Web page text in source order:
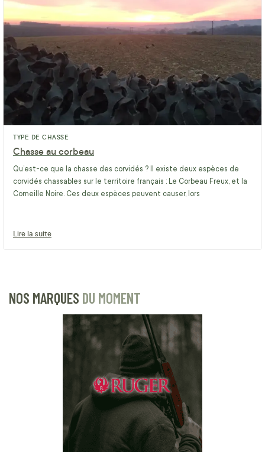
TYPE DE CHASSE
Chasse au corbeau
Qu’est-ce que la chasse des corvidés ? Il existe deux espèces de
corvidés chassables sur le territoire français : Le Corbeau Freux, et la
Corneille Noire. Ces deux espèces peuvent causer, lors
Lire la suite
NOS MARQUES DU MOMENT